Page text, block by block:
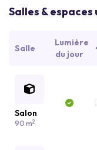
Salles &
Salle
Lumière
du jour
Salon
90 m2